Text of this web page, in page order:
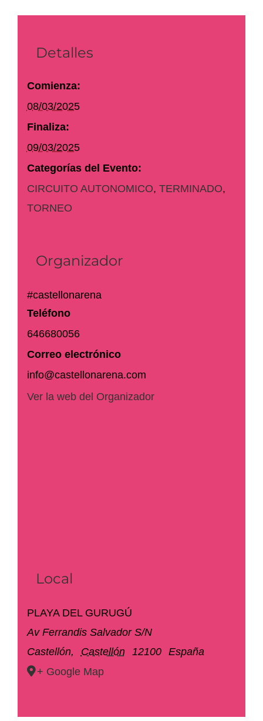
Detalles
Comienza:
08/03/2025
Finaliza:
09/03/2025
Categorías del Evento:
CIRCUITO AUTONOMICO, TERMINADO,
TORNEO
Organizador
#castellonarena
Teléfono
646680056
Correo electrónico
info@castellonarena.com
Ver la web del Organizador
Local
PLAYA DEL GURUGÚ
Av Ferrandis Salvador S/N
Castellón, Castellón 12100
España
+ Google Map